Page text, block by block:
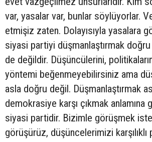
var, yasalar var, bunlar söylüyorlar.
etmişiz zaten. Dolayısıyla yasalara
siyasi partiyi düşmanlaştırmak
de değildir. Düşüncülerini,
yöntemi beğenmeyebilirsiniz ama
asla doğru değil. Düşmanlaştırmak
demokrasiye karşı çıkmak anlamına
siyasi partidir. Bizimle görüşmek
görüşürüz, düşüncelerimizi karşılıklı